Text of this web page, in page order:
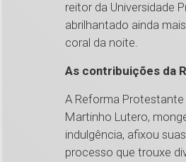
reitor da Universidade
abrilhantado ainda
coral da noite.
As contribuições da
A Reforma
Martinho Lutero,
indulgência, afixou
processo que trouxe